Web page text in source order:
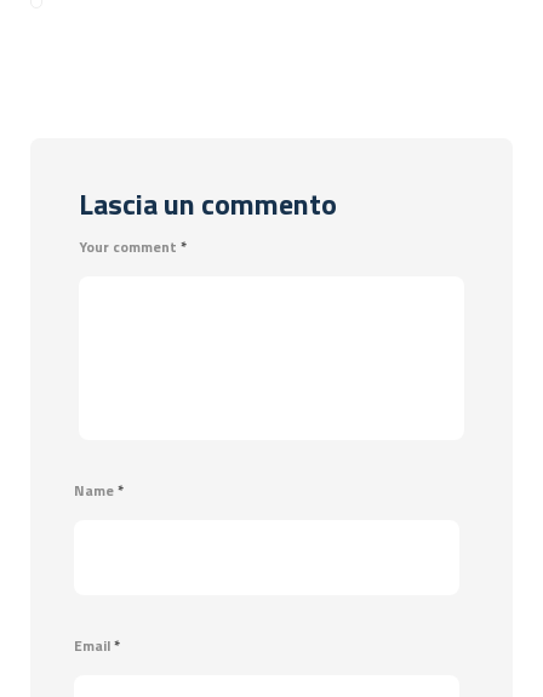
Lascia un commento
Your comment *
Name*
Email*